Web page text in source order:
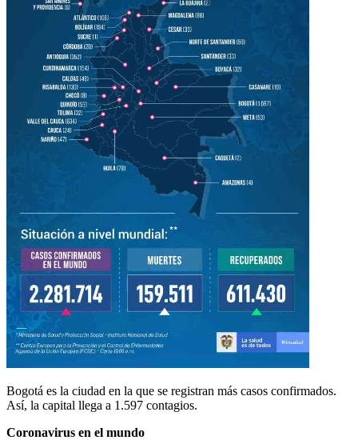
Bogotá es la ciudad en la que se registran más casos confirmados.
Así, la capital llega a 1.597 contagios.
Coronavirus en el mundo